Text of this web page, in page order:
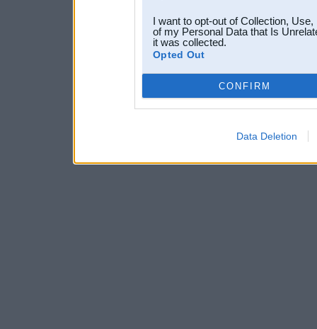
I want to opt-out of Collection,
of my Personal Data that Is
it was collected.
Opted Out
CONFIRM
Data Deletion